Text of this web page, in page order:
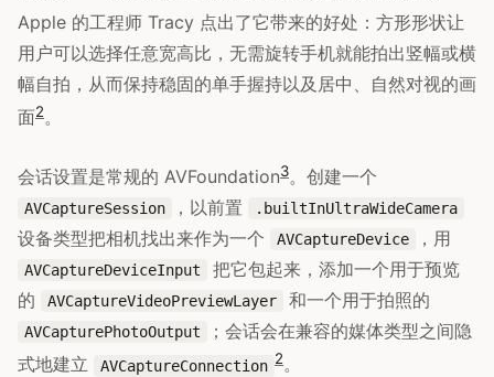
Apple 的工程师 Tracy 点出了它带来的好处：方形形状让
用户可以选择任意宽高比，无需旋转手机就能拍出竖幅或横
幅自拍，从而保持稳固的单手握持以及居中、自然对视的画
面2。
会话设置是常规的 AVFoundation3。创建一个
AVCaptureSession ，以前置 .builtInUltraWideCamera
设备类型把相机找出来作为一个 AVCaptureDevice ，用
AVCaptureDeviceInput
把它包起来，添加一个用于预览
的
AVCaptureVideoPreviewLayer 和一个用于拍照的
AVCapturePhotoOutput
；会话会在兼容的媒体类型之间隐
式地建立
AVCaptureConnection 2。